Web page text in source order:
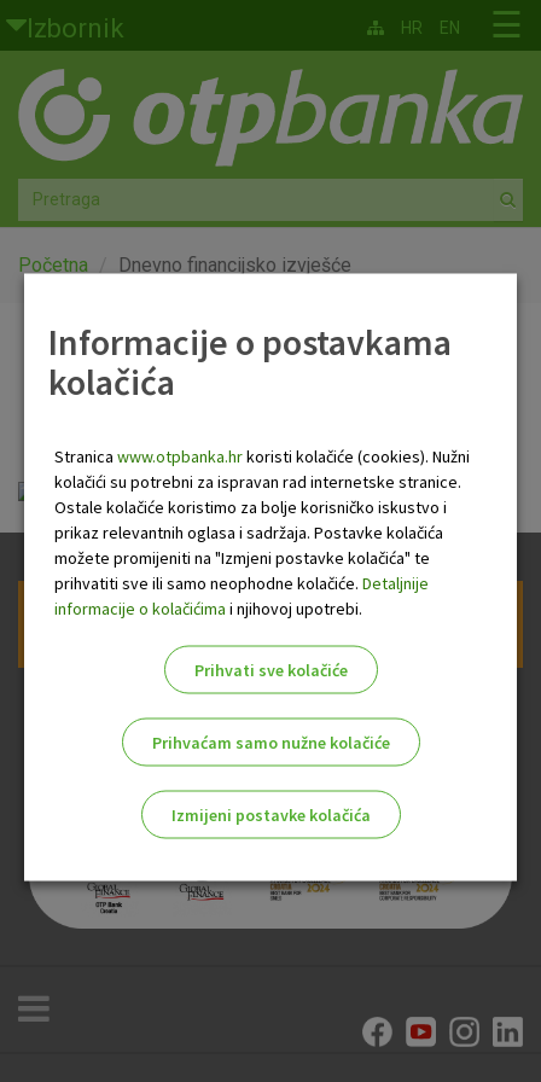
Skoči na glavni sadržaj
Izbornik
Građani
Privatno bankarstvo
Agro
Mala poduzeća i obrtnici
Globalna tržišta
O nama
☰
HR EN
Početna Dnevno financijsko izvješće
Dnevno financijsko
Dnevno financijsko izvješće.pdf
Prijava na newsletter OTP banke
Informacije o postavkama
kolačića
Stranica www.otpbanka.hrkoristi kolačiće (cookies). Nužni
kolačići su potrebni za ispravan rad internetske stranice.
Ostale kolačiće koristimo za bolje korisničko iskustvo i
prikaz relevantnih oglasa i sadržaja. Postavke kolačića
možete promijeniti na "Izmjeni postavke kolačića" te
prihvatiti sve ili samo neophodne kolačiće. Detaljnije
informacije o kolačićima i njihovoj upotrebi.
Prihvati sve kolačiće
Prihvaćam samo nužne kolačiće
Izmijeni postavke kolačića